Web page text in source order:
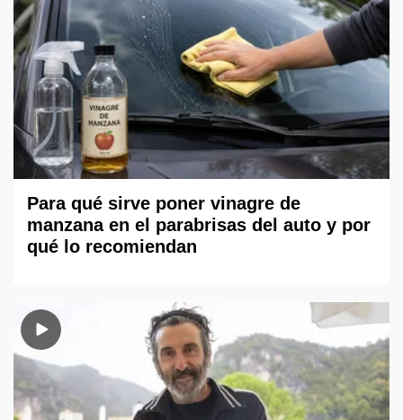
Para qué sirve poner vinagre de
manzana en el parabrisas del auto y por
qué lo recomiendan